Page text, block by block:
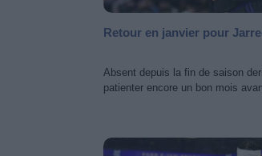
Retour en janvier pour
Absent depuis la fin de saison
patienter encore un bon mois